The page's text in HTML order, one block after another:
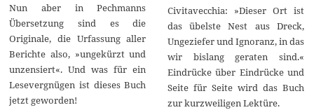
Nun aber in Pechmanns
Übersetzung sind es die
Originale, die Urfassung aller
Berichte also, »ungekürzt und
unzensiert«. Und was für ein
Lesevergnügen ist dieses Buch
jetzt geworden!
Civitavecchia: »Dieser Ort ist
das übelste Nest aus Dreck,
Ungeziefer und Ignoranz, in das
wir bislang geraten sind.«
Eindrücke über Eindrücke und
Seite für Seite wird das Buch
zur kurzweiligen Lektüre.